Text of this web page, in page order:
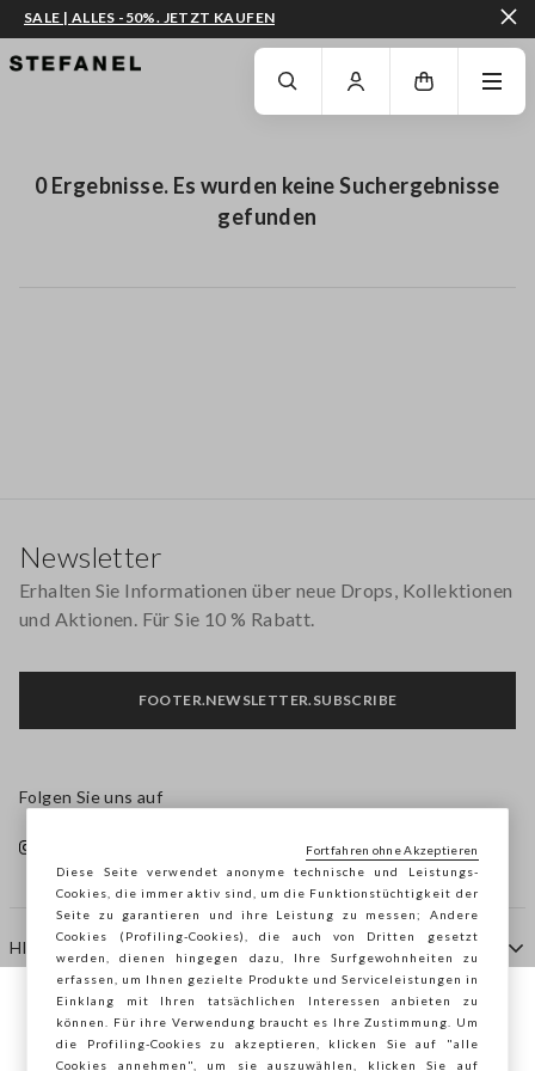
ZUM HAUPTINHALT SPRINGEN GEHEN SIE ZUM ENDE DER SEITE
SALE | ALLES -50%. JETZT KAUFEN
0 Ergebnisse. Es wurden keine Suchergebnisse
gefunden
HILFE
AGENTUR
Newsletter
Erhalten Sie Informationen über neue Drops, Kollektionen
und Aktionen. Für Sie 10 % Rabatt.
FOOTER.NEWSLETTER.SUBSCRIBE
Folgen Sie uns auf
Sie surfen auf der Seite von STEFANEL
Deutschland, möchten Sie Ihren Standort
Diese Seite verwendet anonyme technische und Leistungs-
Cookies, die immer aktiv sind, um die Funktionstüchtigkeit der
Seite zu garantieren und ihre Leistung zu messen; Andere
Cookies (Profiling-Cookies), die auch von Dritten gesetzt
werden, dienen hingegen dazu, Ihre Surfgewohnheiten zu
erfassen, um Ihnen gezielte Produkte und Serviceleistungen in
Einklang mit Ihren tatsächlichen Interessen anbieten zu
können. Für ihre Verwendung braucht es Ihre Zustimmung. Um
die Profiling-Cookies zu akzeptieren, klicken Sie auf "alle
Cookies annehmen", um sie auszuwählen, klicken Sie auf
Fortfahren ohne Akzeptieren